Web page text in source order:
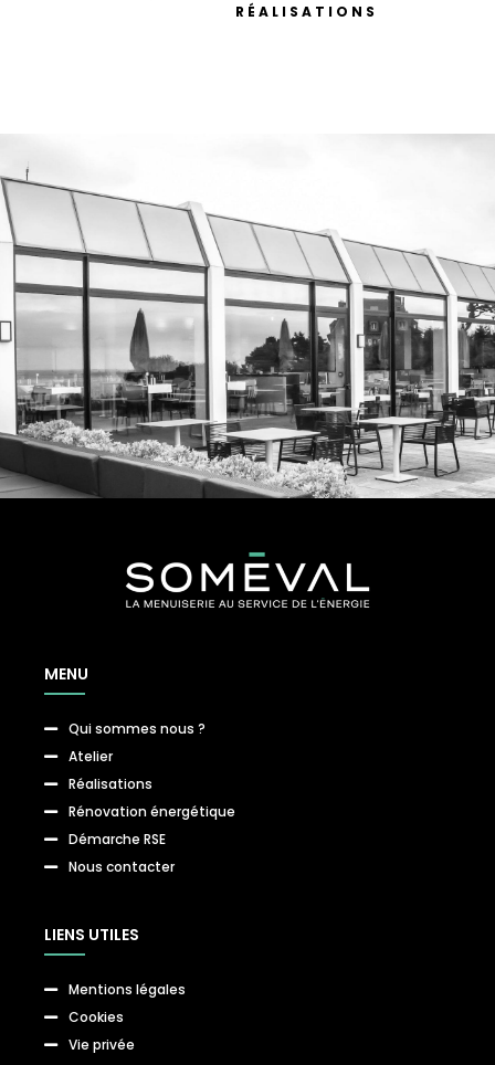
RÉALISATIONS
MENU
 Qui sommes nous ?
 Atelier
 Réalisations
 Rénovation énergétique
 Démarche RSE
 Nous contacter
LIENS UTILES
 Mentions légales
 Cookies
 Vie privée